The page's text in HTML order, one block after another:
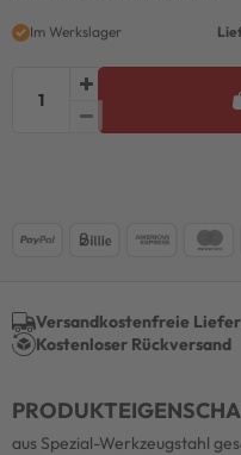
Im Werkslager
Versandkostenfreie
Kostenloser Rückversand
aus Spezial-Werkzeugstahl